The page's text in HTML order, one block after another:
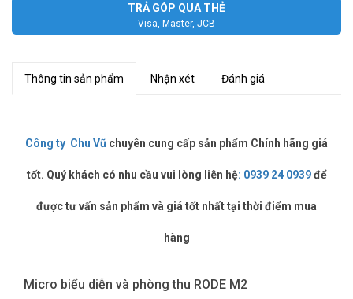
TRẢ GÓP QUA THẺ
Visa, Master, JCB
Thông tin sản phẩm Nhận xét Đánh giá
Công ty Chu Vũ chuyên cung cấp sản phẩm Chính hãng giá
tốt. Quý khách có nhu cầu vui lòng liên hệ: 0939 24 0939 để
được tư vấn sản phẩm và giá tốt nhất tại thời điểm mua
hàng
Micro biểu diễn và phòng thu RODE M2